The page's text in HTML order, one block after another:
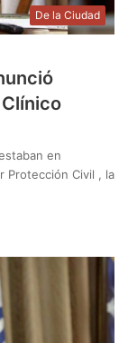
De la Ciudad
en
Protección Civil , la